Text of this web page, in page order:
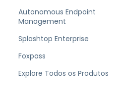
Autonomous Endpoint
Management
Splashtop Enterprise
Foxpass
Explore Todos os Produtos